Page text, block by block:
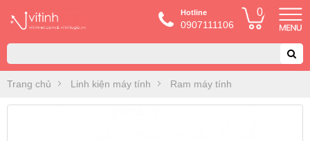
Hotline
0907111106
0
Trang chủ Linh kiện máy tính Ram máy tính